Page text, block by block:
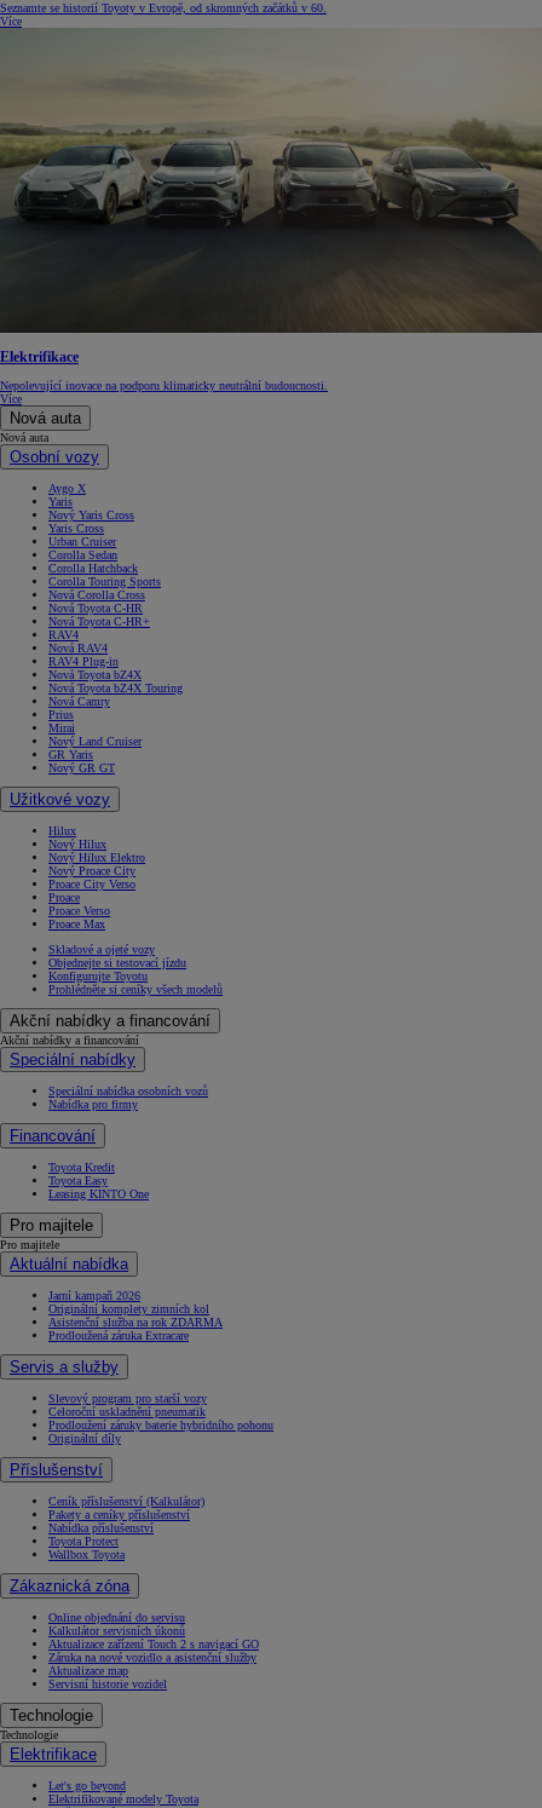
Seznamte se historií Toyoty v Evropě, od skromných začátků v 60.
Více
Elektrifikace
Nepolevující inovace na podporu klimaticky neutrální budoucnosti.
Více
Nová auta
Nová auta
Osobní vozy
Aygo X
Yaris
Nový Yaris Cross
Yaris Cross
Urban Cruiser
Corolla Sedan
Corolla Hatchback
Corolla Touring Sports
Nová Corolla Cross
Nová Toyota C-HR
Nová Toyota C-HR+
RAV4
Nová RAV4
RAV4 Plug-in
Nová Toyota bZ4X
Nová Toyota bZ4X Touring
Nová Camry
Prius
Mirai
Nový Land Cruiser
GR Yaris
Nový GR GT
Užitkové vozy
Hilux
Nový Hilux
Nový Hilux Elektro
Nový Proace City
Proace City Verso
Proace
Proace Verso
Proace Max
Skladové a ojeté vozy
Objednejte si testovací jízdu
Konfigurujte Toyotu
Prohlédněte si ceníky všech modelů
Akční nabídky a financování
Akční nabídky a financování
Speciální nabídky
Speciální nabídka osobních vozů
Nabídka pro firmy
Financování
Toyota Kredit
Toyota Easy
Leasing KINTO One
Pro majitele
Pro majitele
Aktuální nabídka
Jarní kampaň 2026
Originální komplety zimních kol
Asistenční služba na rok ZDARMA
Prodloužená záruka Extracare
Servis a služby
Slevový program pro starší vozy
Celoroční uskladnění pneumatik
Prodloužení záruky baterie hybridního pohonu
Originální díly
Příslušenství
Ceník příslušenství (Kalkulátor)
Pakety a ceníky příslušenství
Nabídka příslušenství
Toyota Protect
Wallbox Toyota
Zákaznická zóna
Online objednání do servisu
Kalkulátor servisních úkonů
Aktualizace zařízení Touch 2 s navigací GO
Záruka na nové vozidlo a asistenční služby
Aktualizace map
Servisní historie vozidel
Technologie
Technologie
Elektrifikace
Let's go beyond
Elektrifikované modely Toyota